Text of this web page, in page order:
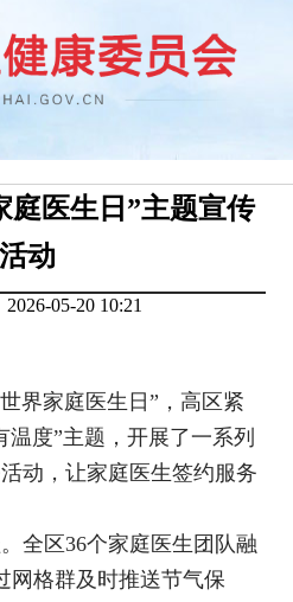
庭医生日”主题宣传
活动
05-20 10:21
界家庭医生日”，高区紧
度”主题，开展了一系列
动，让家庭医生签约服务
全区36个家庭医生团队融
网格群及时推送节气保